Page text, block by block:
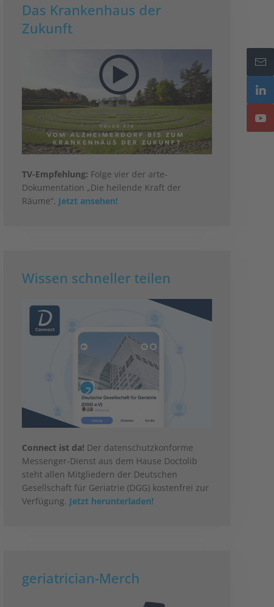
Das Krankenhaus der
Zukunft
TV-Empfehlung: Folge vier der arte-
Dokumentation „Die heilende Kraft der
Räume“. Jetzt ansehen!
Wissen schneller teilen
Connect ist da! Der datenschutzkonforme
Messenger-Dienst aus dem Hause Doctolib
steht allen Mitgliedern der Deutschen
Gesellschaft für Geriatrie (DGG) kostenfrei zur
Verfügung. Jetzt herunterladen!
geriatrician-Merch